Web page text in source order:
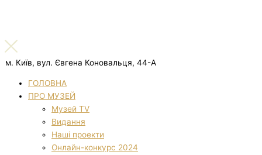
м. Київ, вул. Євгена Коновальця, 44-А
ГОЛОВНА
ПРО МУЗЕЙ
Музей TV
Видання
Наші проекти
Онлайн-конкурс 2024